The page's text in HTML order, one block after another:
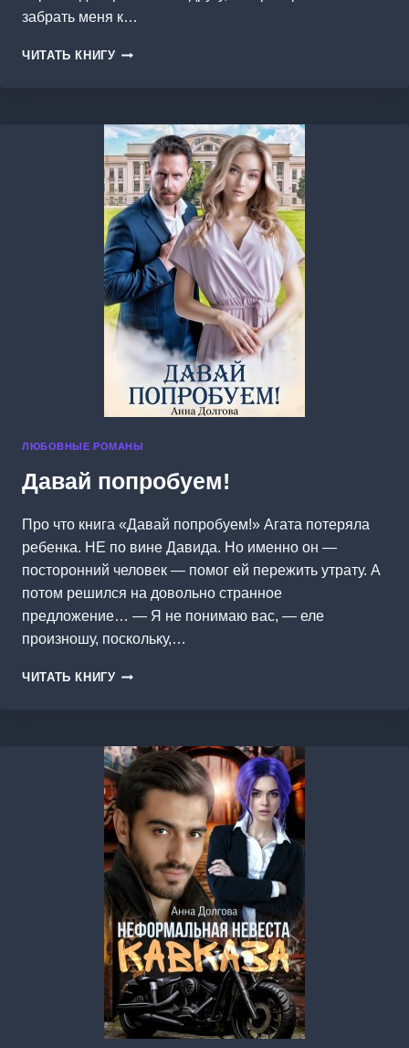
забрать меня к…
ЧИТАТЬ КНИГУ ПОМОГИ
ЛЮБОВНЫЕ РОМАНЫ
Давай попробуем!
Про что книга «Давай попробуем!» Агата потеряла
ребенка. НЕ по вине Давида. Но именно он —
посторонний человек — помог ей пережить утрату. А
потом решился на довольно странное
предложение… — Я не понимаю вас, — еле
произношу, поскольку,…
ЧИТАТЬ КНИГУ ДАВАЙ